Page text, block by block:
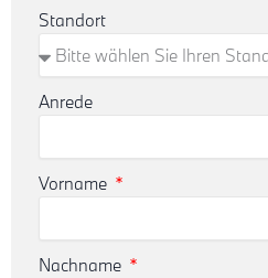
Standort
Anrede
Vorname
Nachname